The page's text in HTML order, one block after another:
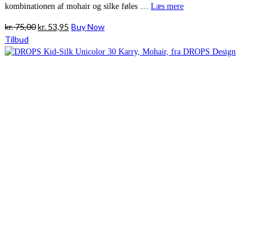
kombinationen af mohair og silke føles … Læs mere
kr.75,00Den
pris
kr. 53,95 Den
pris
Buy Now
Tilbud